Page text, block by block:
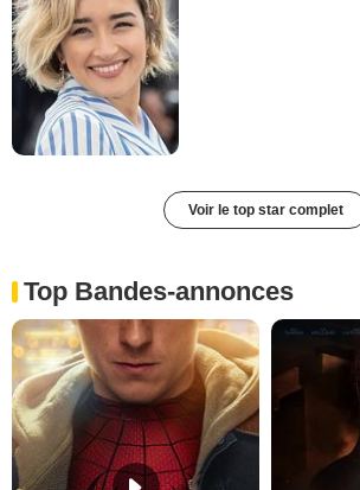
Voir le top star complet
Top Bandes-annonces